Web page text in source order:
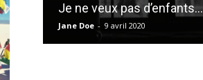
Je ne veux pas d’enfants…
Jane Doe - 9 avril 2020